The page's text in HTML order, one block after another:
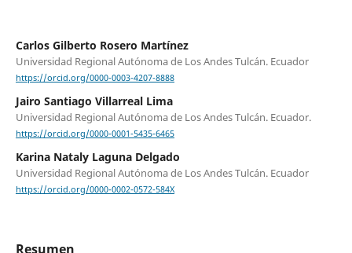
Carlos Gilberto Rosero Martínez
Universidad Regional Autónoma de Los Andes Tulcán. Ecuador
https://orcid.org/0000-0003-4207-8888
Jairo Santiago Villarreal Lima
Universidad Regional Autónoma de Los Andes Tulcán. Ecuador.
https://orcid.org/0000-0001-5435-6465
Karina Nataly Laguna Delgado
Universidad Regional Autónoma de Los Andes Tulcán. Ecuador
https://orcid.org/0000-0002-0572-584X
Resumen